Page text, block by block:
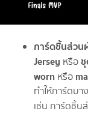
การ์ดชิ้นส่วน
Jersey หรือ
worn หรือ
ทำให้การ์ดบ
เช่น การ์ดชิ้น